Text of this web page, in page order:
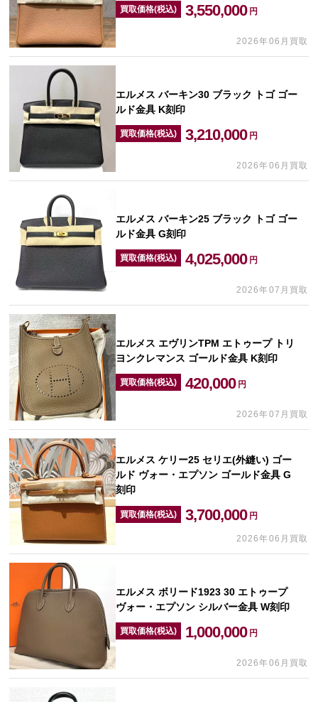
買取価格(税込) 3,550,000 円
2026年06月買取
エルメス バーキン30 ブラック トゴ ゴー
ルド金具 K刻印
買取価格(税込) 3,210,000 円
2026年06月買取
エルメス バーキン25 ブラック トゴ ゴー
ルド金具 G刻印
買取価格(税込) 4,025,000 円
2026年07月買取
エルメス エヴリンTPM エトゥープ トリ
ヨンクレマンス ゴールド金具 K刻印
買取価格(税込) 420,000 円
2026年07月買取
エルメス ケリー25 セリエ(外縫い) ゴー
ルド ヴォー・エプソン ゴールド金具 G
刻印
買取価格(税込) 3,700,000 円
2026年06月買取
エルメス ボリード1923 30 エトゥープ
ヴォー・エプソン シルバー金具 W刻印
買取価格(税込) 1,000,000 円
2026年06月買取